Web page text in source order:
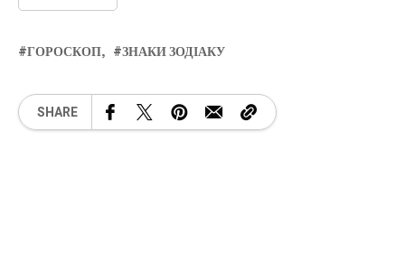
ГОРОСКОП ЗНАКИ ЗОДІАКУ
SHARE